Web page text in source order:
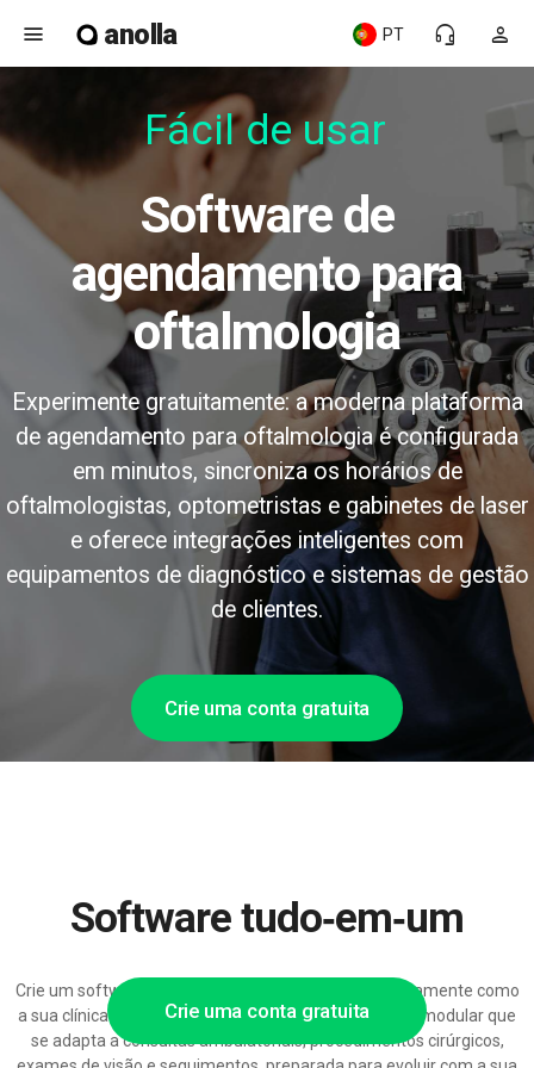
menu anolla person
headset_mic
PT
Fácil de usar
Software de
agendamento para
oftalmologia
Experimente gratuitamente: a moderna plataforma
de agendamento para oftalmologia é configurada
em minutos, sincroniza os horários de
oftalmologistas, optometristas e gabinetes de laser
e oferece integrações inteligentes com
equipamentos de diagnóstico e sistemas de gestão
de clientes.
Crie uma conta gratuita
Crie uma conta gratuita
Software tudo‑em‑um
Crie um software de reservas para oftalmologia exatamente como
a sua clínica oftalmológica ou ótica precisa — solução modular que
se adapta a consultas ambulatoriais, procedimentos cirúrgicos,